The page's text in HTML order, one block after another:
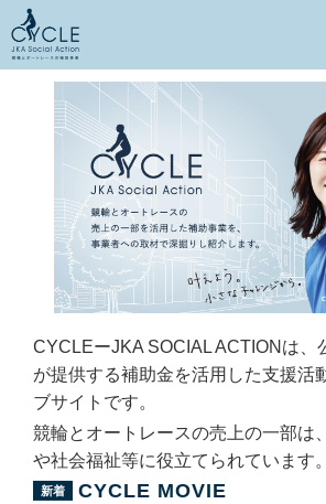
CYCLEーJKA SOCIAL ACTIONは、
が提供する補助金を活用した支援活
ブサイトです。
競輪とオートレースの売上の一部は
や社会福祉等に役立てられています。
CYCLE MOVIE